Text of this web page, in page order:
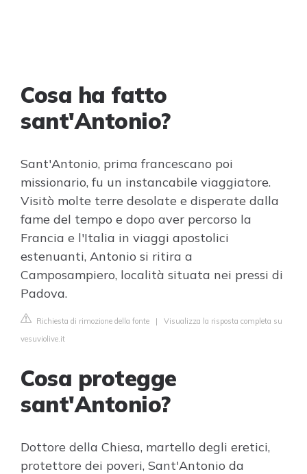
Cosa ha fatto
sant'Antonio?
Sant'Antonio, prima francescano poi
missionario, fu un instancabile viaggiatore.
Visitò molte terre desolate e disperate dalla
fame del tempo e dopo aver percorso la
Francia e l'Italia in viaggi apostolici
estenuanti, Antonio si ritira a
Camposampiero, località situata nei pressi di
Padova.
Richiesta di rimozione della fonte | Visualizza la risposta completa su
vesuviolive.it
Cosa protegge
sant'Antonio?
Dottore della Chiesa, martello degli eretici,
protettore dei poveri, Sant'Antonio da